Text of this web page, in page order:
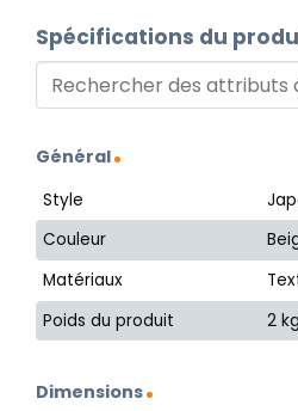
Spécifications du
Général
Style
Couleur
Matériaux
Poids du produit
2 kg
Dimensions